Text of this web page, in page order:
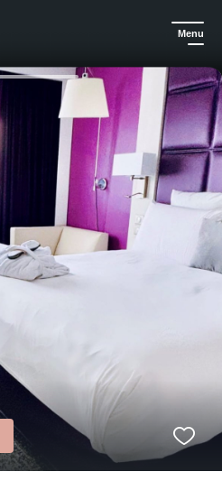
Menu
Een uitstapje naar Straatsburg in het Mercure Strasbourg Airport